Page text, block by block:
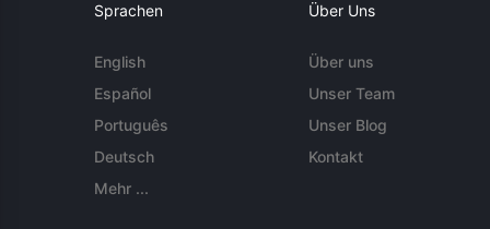
Sprachen
English
Español
Português
Deutsch
Mehr ...
Über Uns
Über uns
Unser Team
Unser Blog
Kontakt